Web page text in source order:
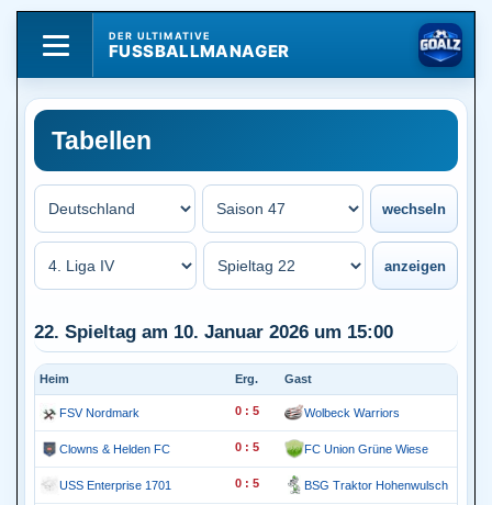
DER ULTIMATIVE
FUSSBALLMANAGER
Tabellen
22. Spieltag am 10. Januar 2026 um 15:00
Heim Erg. Gast
FSV Nordmark 0 : 5 Wolbeck Warriors
Clowns & Helden FC 0 : 5 FC Union Grüne Wiese
USS Enterprise 1701 0 : 5 BSG Traktor Hohenwulsch